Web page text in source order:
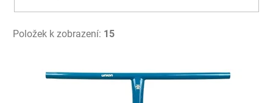
Položek k zobrazení: 15